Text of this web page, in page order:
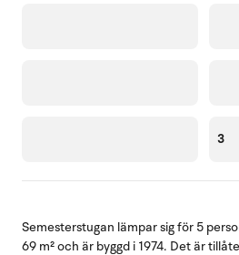
3
Semesterstugan lämpar sig för 5
69 m² och är byggd i 1974. Det är